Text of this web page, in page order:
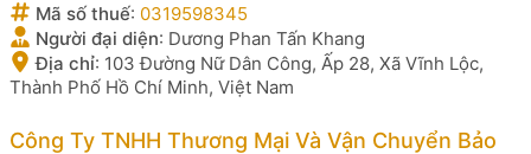
Mã số thuế: 0319598345
Người đại diện: Dương Phan Tấn Khang
Địa chỉ: 103 Đường Nữ Dân Công, Ấp 28, Xã Vĩnh Lộc,
Thành Phố Hồ Chí Minh, Việt Nam
Công Ty TNHH Thương Mại Và Vận Chuyển Bảo